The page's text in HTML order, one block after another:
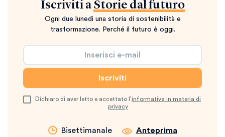
Iscriviti a Storie dal futuro
Ogni due lunedì una storia di sostenibilità e
trasformazione. Perché il futuro è oggi.
Dichiaro di aver letto e accettato l’informativa in materia di
privacy
Bisettimanale Anteprima